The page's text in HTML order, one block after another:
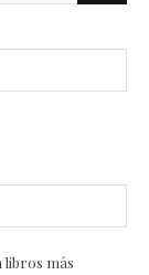
libros más